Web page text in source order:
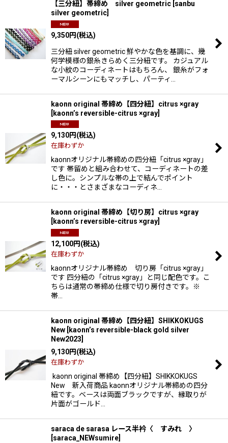
絞り込む
【三分紐】帯締め silver geometric sanbu
silver geometric
9,350円(税込)
三分紐 silver geometric 鮮やかな色を基調に、幾
何学模様の銀糸きらめく三分紐です。 カジュアル
な小紋のコーディネートはもちろん、 銀糸がフォ
ーマルシーンにもマッチし、パーティ…
kaonn original 帯締め【四分紐】citrus ×gray
kaonn’s reversible-citrus ×gray
9,130円(税込)
在庫わずか
kaonnオリジナル帯締めの四分紐「citrus ×gray」
です 帯留めと組み合わせて、コーディネートの差
し色に。シンプルな帯の上で結んでポイント
に・・・とさまざまなコーディネ…
kaonn original 帯締め【切り房】citrus ×gray
kaonn’s reversible-citrus ×gray
12,100円(税込)
在庫わずか
kaonnオリジナル帯締め 切り房「citrus ×gray」
です 四分紐の「citrus ×gray」と同じ配色です。こ
ちらは通常の帯締め仕様で切り房付きです。※
帯…
kaonn original 帯締め【四分紐】SHIKKOKUGS
New
kaonn’s reversible-black gold silver
New2023
9,130円(税込)
在庫わずか
kaonn original 帯締め【四分紐】SHIKKOKUGS
New 新入荷商品 kaonnオリジナル帯締めの四分
紐です。ベースは両面ブラックですが、縁取りが
片面がゴールド…
saraca de sarasa レース半衿〈 すみれ 〉
saraca_NEWsumire